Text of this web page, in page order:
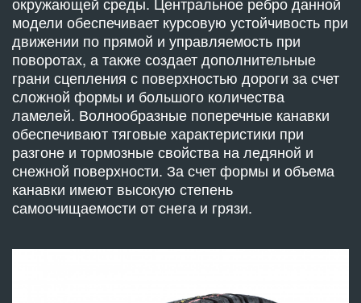
модели обеспечивает курсовую устойчивость при
движении по прямой и управляемость при
поворотах, а также создает дополнительные
грани сцепления с поверхностью дороги за счет
сложной формы и большого количества
ламелей. Волнообразные поперечные канавки
обеспечивают тяговые характеристики при
разгоне и тормозные свойства на ледяной и
снежной поверхности. За счет формы и объема
канавки имеют высокую степень
самоочищаемости от снега и грязи.